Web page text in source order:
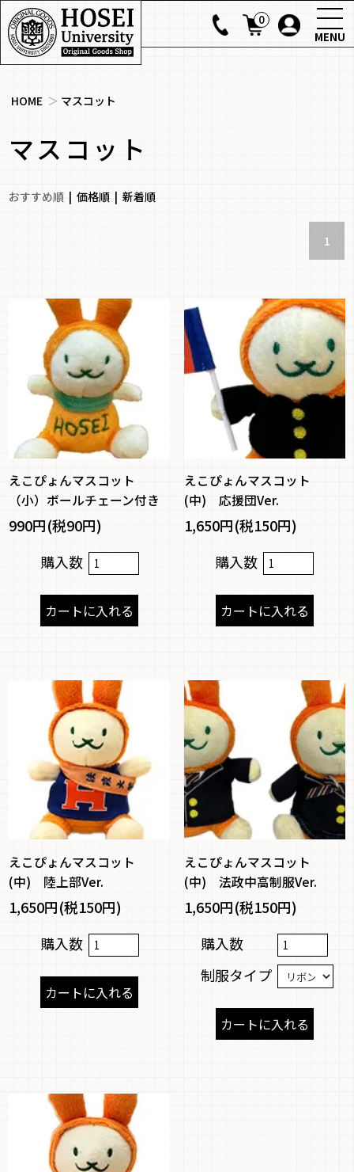
0
MENU
HOME ＞ マスコット
マスコット
おすすめ順 |価格順 |新着順
1
えこぴょんマスコット
（小）ボールチェーン付き
990円(税90円)
購入数
えこぴょんマスコット
(中) 応援団Ver.
1,650円(税150円)
購入数
えこぴょんマスコット
(中) 陸上部Ver.
1,650円(税150円)
購入数
えこぴょんマスコット
(中) 法政中高制服Ver.
1,650円(税150円)
購入数
制服タイプ